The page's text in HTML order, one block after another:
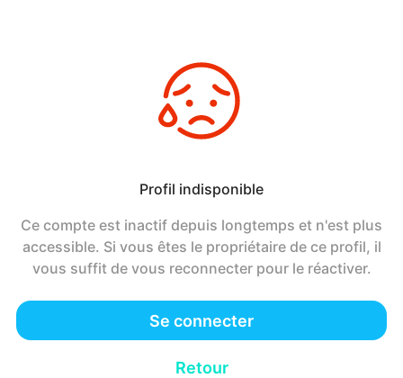
Profil indisponible
Ce compte est inactif depuis longtemps et n'est plus
accessible. Si vous êtes le propriétaire de ce profil, il
vous suffit de vous reconnecter pour le réactiver.
Se connecter
Retour